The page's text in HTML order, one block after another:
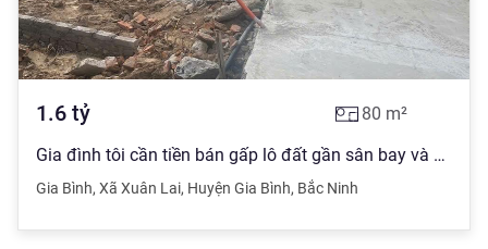
1.6 tỷ 80 m²
Gia đình tôi cần tiền bán gấp lô đất gần sân bay và khu công nghiệp xã Gia Bình, Bắc Ninh hơn 1 tỷ
Gia Bình, Xã Xuân Lai, Huyện Gia Bình, Bắc Ninh